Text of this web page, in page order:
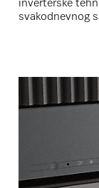
inverterske
svakodnevnog